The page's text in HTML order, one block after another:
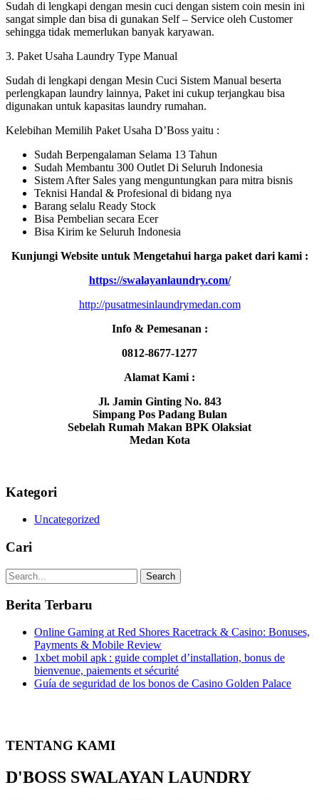
Sudah di lengkapi dengan mesin cuci dengan sistem coin mesin ini
sangat simple dan bisa di gunakan Self – Service oleh Customer
sehingga tidak memerlukan banyak karyawan.
3. Paket Usaha Laundry Type Manual
Sudah di lengkapi dengan Mesin Cuci Sistem Manual beserta
perlengkapan laundry lainnya, Paket ini cukup terjangkau bisa
digunakan untuk kapasitas laundry rumahan.
Kelebihan Memilih Paket Usaha D’Boss yaitu :
Sudah Berpengalaman Selama 13 Tahun
Sudah Membantu 300 Outlet Di Seluruh Indonesia
Sistem After Sales yang menguntungkan para mitra bisnis
Teknisi Handal & Profesional di bidang nya
Barang selalu Ready Stock
Bisa Pembelian secara Ecer
Bisa Kirim ke Seluruh Indonesia
Kunjungi Website untuk Mengetahui harga paket dari kami :
https://swalayanlaundry.com/
http://pusatmesinlaundrymedan.com
Info & Pemesanan :
0812-8677-1277
Alamat Kami :
Jl. Jamin Ginting No. 843
Simpang Pos Padang Bulan
Sebelah Rumah Makan BPK Olaksiat
Medan Kota
Kategori
Uncategorized
Cari
Search
Berita Terbaru
Online Gaming at Red Shores Racetrack & Casino: Bonuses,
Payments & Mobile Review
1xbet mobil apk : guide complet d’installation, bonus de
bienvenue, paiements et sécurité
Guía de seguridad de los bonos de Casino Golden Palace
TENTANG KAMI
D'BOSS SWALAYAN LAUNDRY